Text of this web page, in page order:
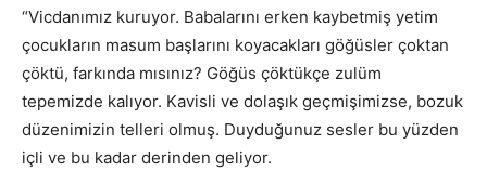
“Vicdanımız kuruyor. Babalarını erken kaybetmiş yetim
çocukların masum başlarını koyacakları göğüsler çoktan
çöktü, farkında mısınız? Göğüs çöktükçe zulüm
tepemizde kalıyor. Kavisli ve dolaşık geçmişimizse, bozuk
düzenimizin telleri olmuş. Duyduğunuz sesler bu yüzden
içli ve bu kadar derinden geliyor.